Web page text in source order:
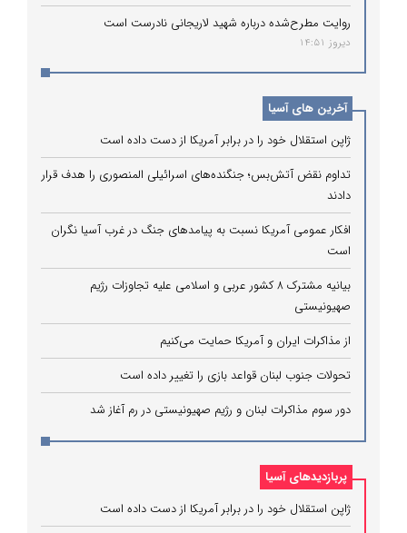
روایت مطرح‌شده درباره شهید لاریجانی نادرست است
دیروز 14:51
آخرین های آسیا
ژاپن استقلال خود را در برابر آمریکا از دست داده است
تداوم نقض آتش‌بس؛ جنگنده‌های اسرائیلی المنصوری را هدف قرار
دادند
افکار عمومی آمریکا نسبت به پیامدهای جنگ در غرب آسیا نگران
است
بیانیه مشترک ۸ کشور عربی و اسلامی علیه تجاوزات رژیم
صهیونیستی
از مذاکرات ایران و آمریکا حمایت می‌کنیم
تحولات جنوب لبنان قواعد بازی را تغییر داده است
دور سوم مذاکرات لبنان و رژیم صهیونیستی در رم آغاز شد
پربازدیدهای آسیا
ژاپن استقلال خود را در برابر آمریکا از دست داده است